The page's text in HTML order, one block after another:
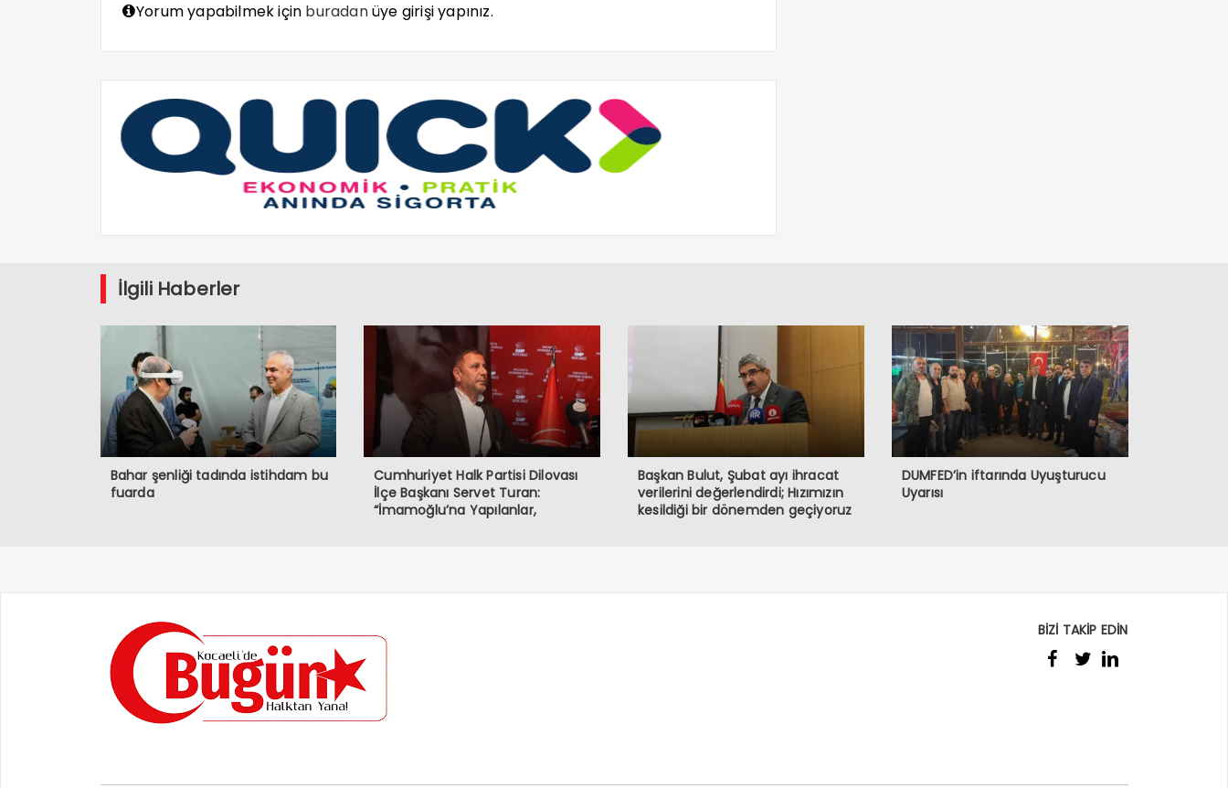
Yorum yapabilmek için buradanüye girişi yapınız.
İlgili Haberler
Bahar şenliği tadında istihdam bu
fuarda
Cumhuriyet Halk Partisi Dilovası
İlçe Başkanı Servet Turan:
“İmamoğlu’na Yapılanlar,
Başkan Bulut, Şubat ayı ihracat
verilerini değerlendirdi; Hızımızın
kesildiği bir dönemden geçiyoruz
DUMFED’in iftarında Uyuşturucu
Uyarısı
BİZİ TAKİP EDİN